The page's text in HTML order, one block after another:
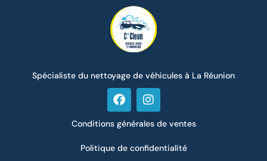
Spécialiste du nettoyage de véhicules à La Réunion
Conditions générales de ventes
Politique de confidentialité